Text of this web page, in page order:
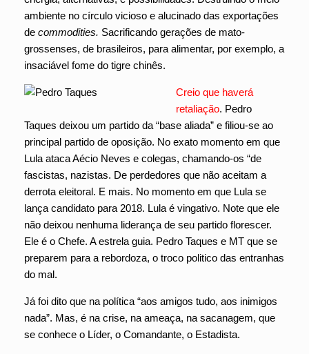
ambiente no círculo vicioso e alucinado das exportações
de commodities. Sacrificando gerações de mato-
grossenses, de brasileiros, para alimentar, por exemplo, a
insaciável fome do tigre chinês.
Creio que haverá
retaliação. Pedro
Taques deixou um partido da “base aliada” e filiou-se ao
principal partido de oposição. No exato momento em que
Lula ataca Aécio Neves e colegas, chamando-os “de
fascistas, nazistas. De perdedores que não aceitam a
derrota eleitoral. E mais. No momento em que Lula se
lança candidato para 2018. Lula é vingativo. Note que ele
não deixou nenhuma liderança de seu partido florescer.
Ele é o Chefe. A estrela guia. Pedro Taques e MT que se
preparem para a rebordoza, o troco politico das entranhas
do mal.
Já foi dito que na política “aos amigos tudo, aos inimigos
nada”. Mas, é na crise, na ameaça, na sacanagem, que
se conhece o Líder, o Comandante, o Estadista.